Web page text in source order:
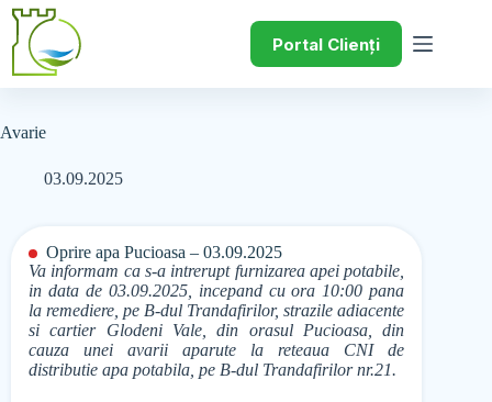
Portal Clienți
Avarie
03.09.2025
Oprire apa Pucioasa – 03.09.2025
Va informam ca s-a intrerupt furnizarea apei potabile,
in data de 03.09.2025, incepand cu ora 10:00 pana
la remediere, pe B-dul Trandafirilor, strazile adiacente
si cartier Glodeni Vale, din orasul Pucioasa, din
cauza unei avarii aparute la reteaua CNI de
distributie apa potabila, pe B-dul Trandafirilor nr.21.